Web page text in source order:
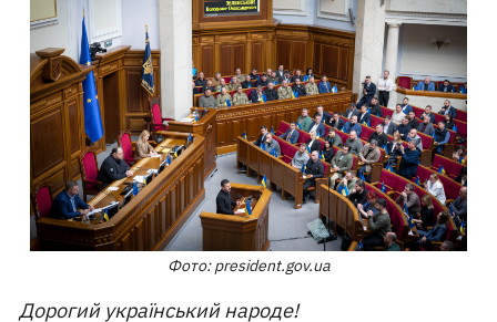
Фото: president.gov.ua
Дорогий український народе!